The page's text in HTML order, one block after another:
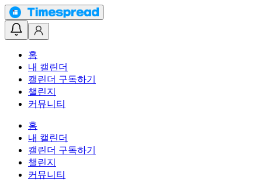
홈
내 캘린더
캘린더 구독하기
챌린지
커뮤니티
홈
내 캘린더
캘린더 구독하기
챌린지
커뮤니티